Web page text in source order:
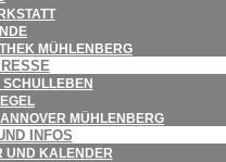
MÜHLENBERG
MÜHLENBERG
INFOS
UND KALENDER